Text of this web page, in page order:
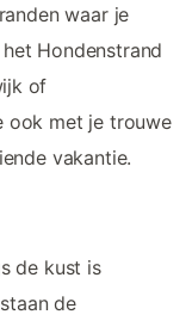
waar je
Hondenstrand
of
ook met je trouwe
vakantie.
de kust is
de